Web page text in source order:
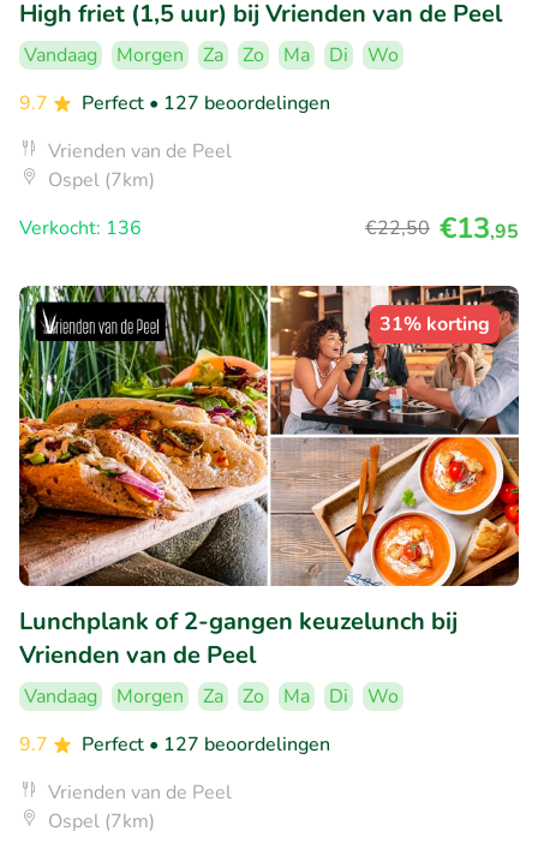
High friet (1,5 uur) bij Vrienden van de Peel
Vandaag Morgen Za Zo Ma Di
Wo
9.7
Perfect • 127 beoordelingen
Vrienden van de Peel
Ospel (7km)
Verkocht: 136
€22,50 €13,95
31% korting
Lunchplank of 2-gangen keuzelunch bij
Vrienden van de Peel
Vandaag Morgen Za Zo Ma Di
Wo
9.7
Perfect • 127 beoordelingen
Vrienden van de Peel
Ospel (7km)